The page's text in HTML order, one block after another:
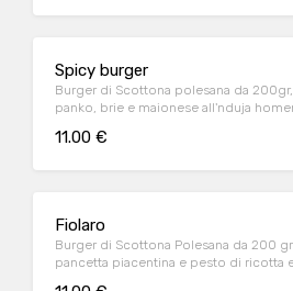
Spicy burger
Burger di Scottona polesana da 200gr,
panko, brie e maionese all'nduja
11.00 €
Fiolaro
Burger di Scottona Polesana da 200
pancetta piacentina e pesto di ricotta